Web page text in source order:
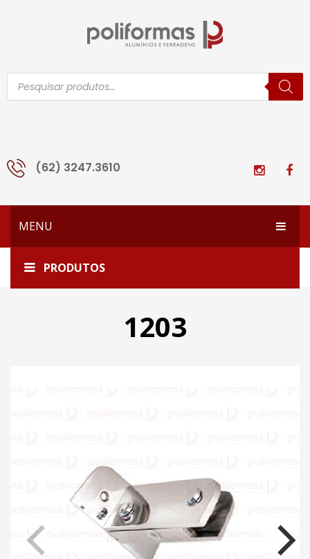
Pesquisar
produtos
(62) 3247.3610
MENU
HOME
EMPRESA
PRODUTOS
Início Todos os produtos
1203